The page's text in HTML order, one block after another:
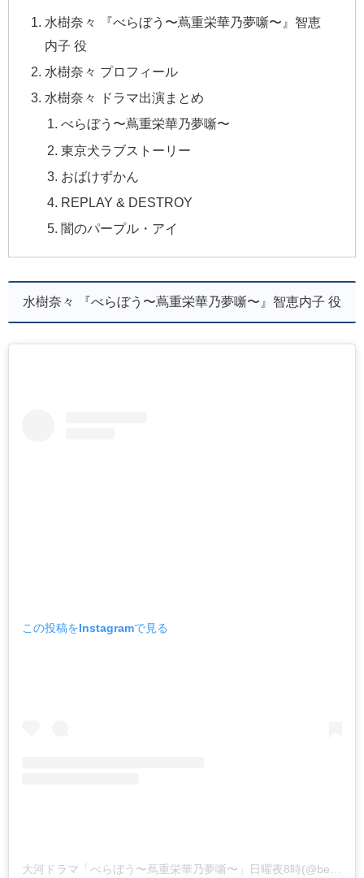
水樹奈々 『べらぼう〜蔦重栄華乃夢噺〜』智恵
内子 役
水樹奈々 プロフィール
水樹奈々 ドラマ出演まとめ
べらぼう〜蔦重栄華乃夢噺〜
東京犬ラブストーリー
おばけずかん
REPLAY & DESTROY
闇のパープル・アイ
水樹奈々 『べらぼう〜蔦重栄華乃夢噺〜』智恵内子 役
この投稿をInstagramで見る
大河ドラマ「べらぼう〜蔦重栄華乃夢噺〜」日曜夜8時(@berabou_nhk)がシェアした投稿